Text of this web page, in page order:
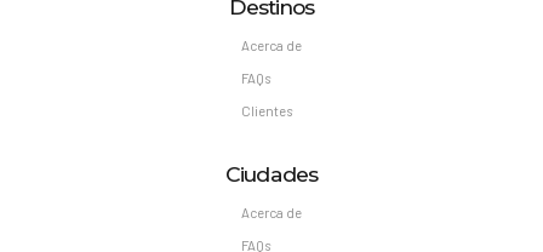
Destinos
Acerca de
FAQs
Clientes
Ciudades
Acerca de
FAQs